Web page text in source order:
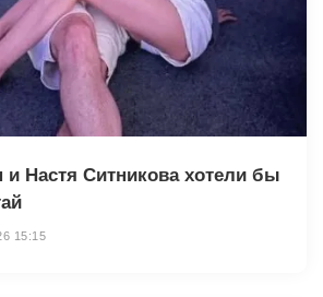
и Настя Ситникова хотели бы
15:15